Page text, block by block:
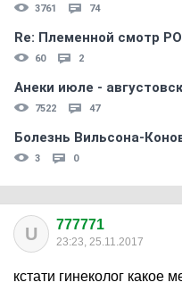
3761 74
Re: Племеннoй смoтр
60 2
Анеки июле -
7522 47
Болезнь Вильсона-
3 0
U 777771
23:23, 25.11.2017
кстати гинеколог какое